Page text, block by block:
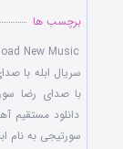
برچسب ها
New Music
سریال ابله با
با صدای رضا
دانلود مستقیم
سورتیجی به نام